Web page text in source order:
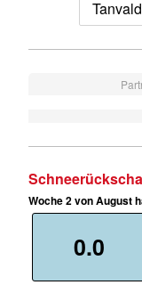
Woche 2 von August
0.0